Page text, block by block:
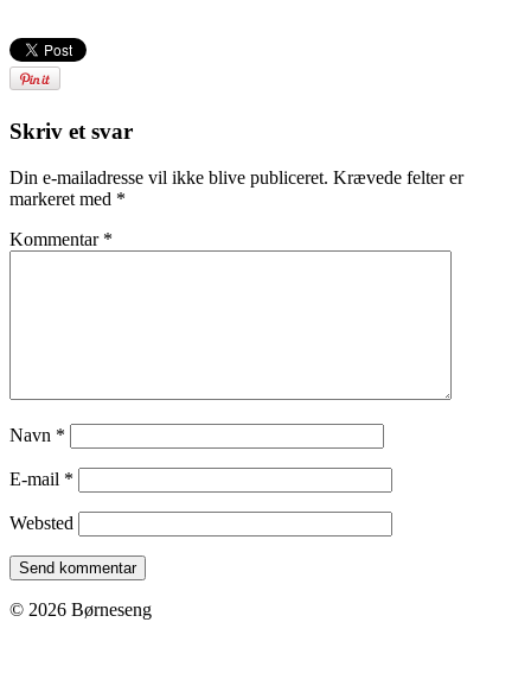
Skriv et svar
Din e-mailadresse vil ikke blive publiceret. Krævede felter er
markeret med *
Kommentar *
Navn *
E-mail *
Websted
© 2026 Børneseng